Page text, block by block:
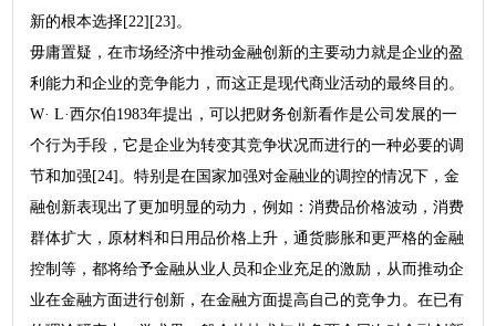
新的根本选择[22][23]。
毋庸置疑，在市场经济中推动金融创新的主要动力就是企业的盈
利能力和企业的竞争能力，而这正是现代商业活动的最终目的。
W· L·西尔伯1983年提出，可以把财务创新看作是公司发展的一
个行为手段，它是企业为转变其竞争状况而进行的一种必要的调
节和加强[24]。特别是在国家加强对金融业的调控的情况下，金
融创新表现出了更加明显的动力，例如：消费品价格波动，消费
群体扩大，原材料和日用品价格上升，通货膨胀和更严格的金融
控制等，都将给予金融从业人员和企业充足的激励，从而推动企
业在金融方面进行创新，在金融方面提高自己的竞争力。在已有